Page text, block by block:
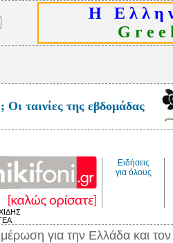
Η Ε λ λ η
G r e e
ταινίες της εβδομάδας
Ειδήσεις
για όλους
για την Ελλάδα και